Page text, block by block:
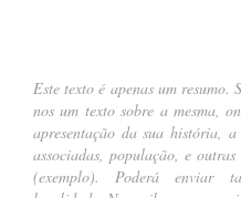
Este texto é apenas um resumo.
nos um texto sobre a mesma,
apresentação da sua história,
associadas, população, e
(exemplo). Poderá enviar